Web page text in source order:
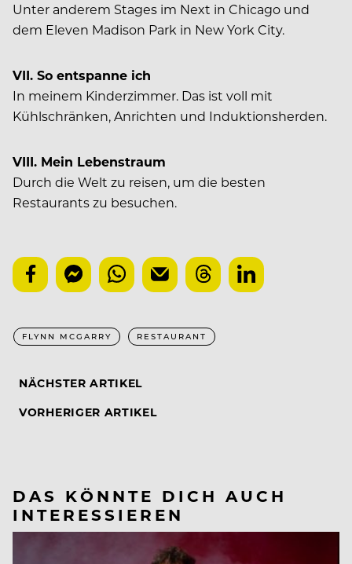
Unter anderem Stages im Next in Chicago und
dem Eleven Madison Park in New York City.
VII. So entspanne ich
In meinem Kinderzimmer. Das ist voll mit
Kühlschränken, Anrichten und Induktionsherden.
VIII. Mein Lebenstraum
Durch die Welt zu reisen, um die besten
Restaurants zu besuchen.
FLYNN MCGARRY RESTAURANT
NÄCHSTER ARTIKEL
VORHERIGER ARTIKEL
DAS KÖNNTE DICH AUCH
INTERESSIEREN